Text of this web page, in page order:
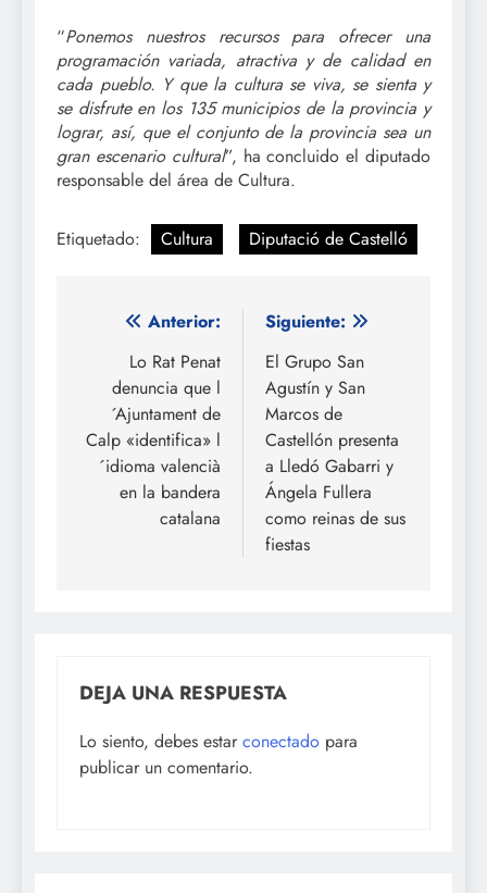
“Ponemos nuestros recursos para ofrecer una
programación variada, atractiva y de calidad en
cada pueblo. Y que la cultura se viva, se sienta y
se disfrute en los 135 municipios de la provincia y
lograr, así, que el conjunto de la provincia sea un
gran escenario cultural”, ha concluido el diputado
responsable del área de Cultura.
Etiquetado: Cultura Diputació de Castelló
Navegación
entradas
Anterior:
Lo Rat Penat
denuncia que l
´Ajuntament de
Calp «identifica» l
´idioma valencià
en la bandera
catalana
Siguiente:
El Grupo San
Agustín y San
Marcos de
Castellón presenta
a Lledó Gabarri y
Ángela Fullera
como reinas de sus
fiestas
DEJA UNA RESPUESTA
Lo siento, debes estar conectado para
publicar un comentario.